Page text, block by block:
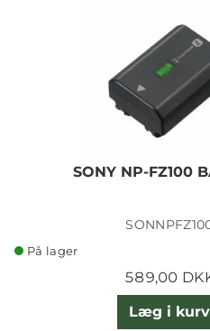
SONY NP-FZ100
På lager
589,00
Læg i kurv